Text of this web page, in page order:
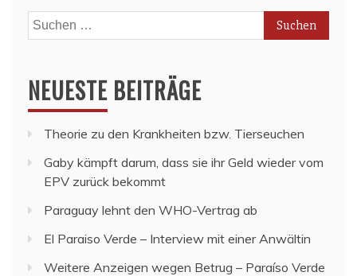
Suchen
nach:
NEUESTE BEITRÄGE
Theorie zu den Krankheiten bzw. Tierseuchen
Gaby kämpft darum, dass sie ihr Geld wieder vom
EPV zurück bekommt
Paraguay lehnt den WHO-Vertrag ab
El Paraiso Verde – Interview mit einer Anwältin
Weitere Anzeigen wegen Betrug – Paraíso Verde